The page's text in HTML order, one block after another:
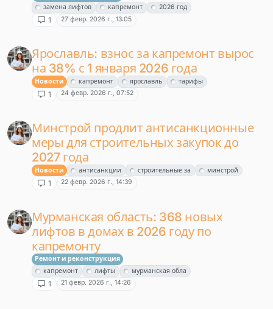
замена лифтов
капремонт 2026 год
1 27 февр. 2026 г., 13:05
Ярославль: взнос за капремонт вырос
на 38% с 1 января 2026 года
Новости капремонт ярославль тарифы
1 24 февр. 2026 г., 07:52
Минстрой продлит антисанкционные
меры для строительных закупок до
2027 года
Новости антисанкции строительные за минстрой
1 22 февр. 2026 г., 14:39
Мурманская область: 368 новых
лифтов в домах в 2026 году по
капремонту
Ремонт и реконструкция
капремонт
лифты мурманская обла
1 21 февр. 2026 г., 14:26